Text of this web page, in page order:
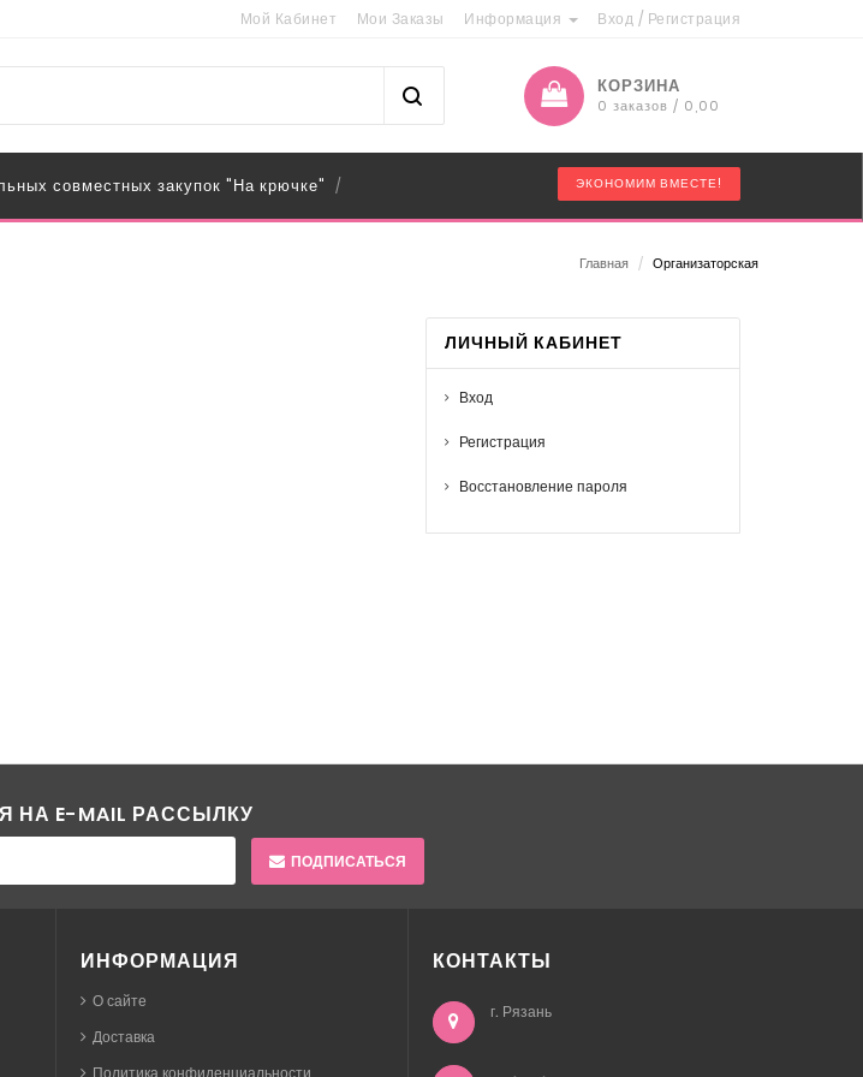
Мой Кабинет Мои Заказы Информация Вход / Регистрация
КОРЗИНА
0 заказов / 0,00
совместных закупок "На крючке" / ЭКОНОМИМ ВМЕСТЕ!
Главная / Организаторская
ЛИЧНЫЙ КАБИНЕТ
Вход
Регистрация
Восстановление пароля
НА E-MAIL РАССЫЛКУ
ПОДПИСАТЬСЯ
ИНФОРМАЦИЯ
О сайте
Доставка
Политика конфиденциальности
КОНТАКТЫ
г. Рязань